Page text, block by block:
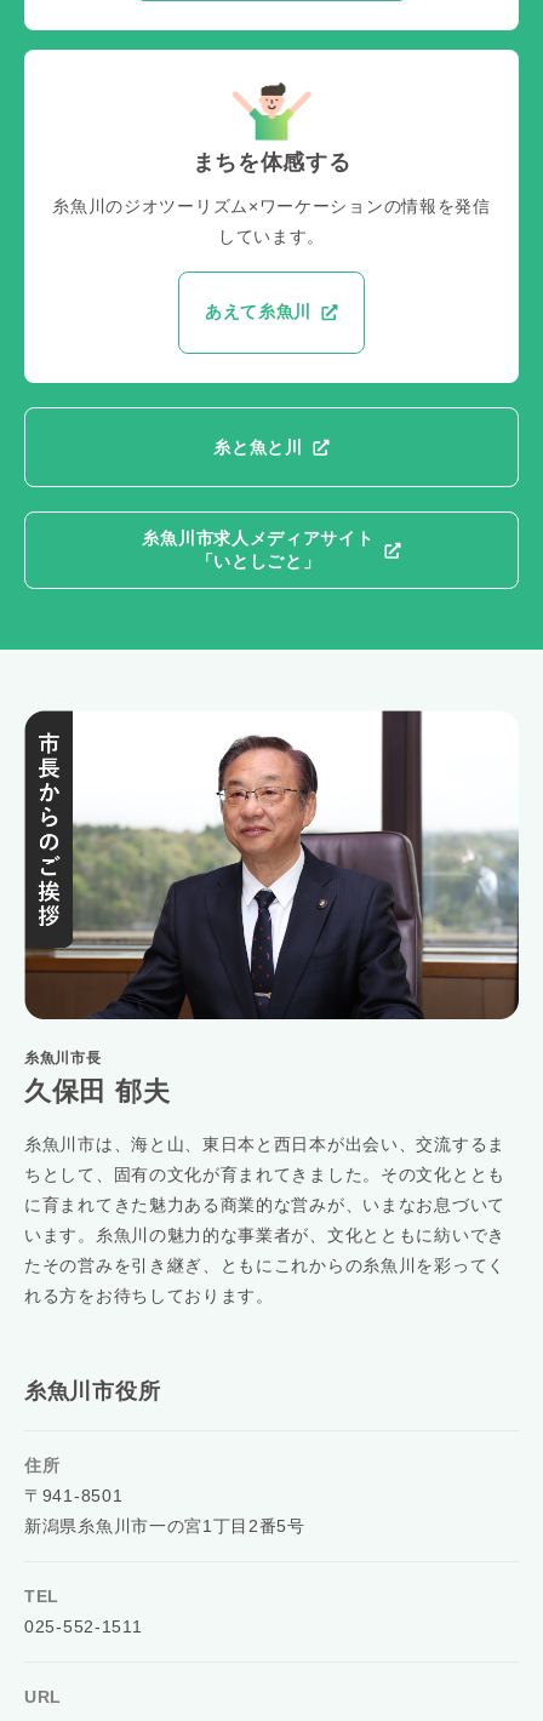
まちを体感する
糸魚川のジオツーリズム×ワーケーションの情報を発信
しています。
あえて糸魚川
糸と魚と川
糸魚川市求人メディアサイト
「いとしごと」
糸魚川市長
久保田 郁夫
糸魚川市は、海と山、東日本と西日本が出会い、交流するま
ちとして、固有の文化が育まれてきました。その文化ととも
に育まれてきた魅力ある商業的な営みが、いまなお息づいて
います。糸魚川の魅力的な事業者が、文化とともに紡いでき
たその営みを引き継ぎ、ともにこれからの糸魚川を彩ってく
れる方をお待ちしております。
糸魚川市役所
住所
〒941-8501
新潟県糸魚川市一の宮1丁目2番5号
TEL
025-552-1511
URL